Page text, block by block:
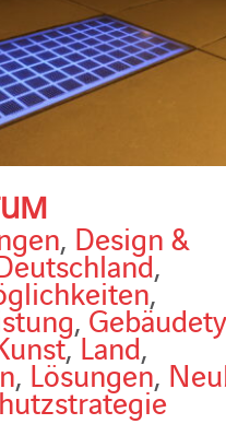
, Design &
,
,
,
,Land,
,Lösungen,